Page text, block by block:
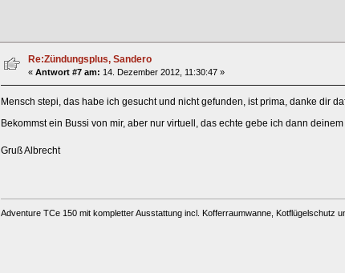
Re:Zündungsplus, Sandero
« Antwort #7 am: 14. Dezember 2012, 11:30:47 »
Mensch stepi, das habe ich gesucht und nicht gefunden, ist prima, danke dir
Bekommst ein Bussi von mir, aber nur virtuell, das echte gebe ich dann
Gruß Albrecht
Adventure TCe 150 mit kompletter Ausstattung incl. Kofferraumwanne, Kotflügelschutz